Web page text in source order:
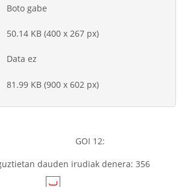
Boto gabe
50.14 KB (400 x 267 px)
Data ez
81.99 KB (900 x 602 px)
GOI 12:
dauden irudiak denera: 356